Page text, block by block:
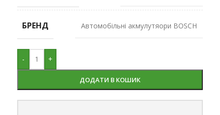
БРЕНД Автомобільні акмулутяори BOSCH
- +
ДОДАТИ В КОШИК